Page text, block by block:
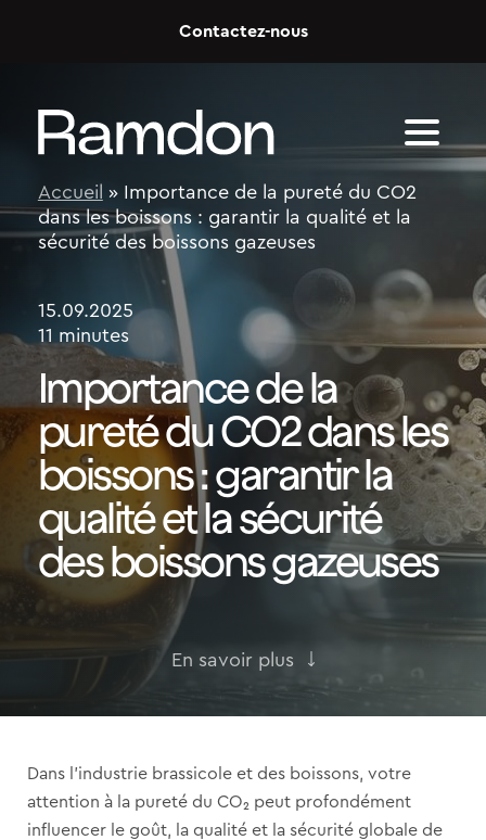
Contactez-nous
Accueil » Importance de la pureté du CO2
dans les boissons : garantir la qualité et la
sécurité des boissons gazeuses
15.09.2025
11 minutes
Importance de la
pureté du CO2 dans les
boissons : garantir la
qualité et la sécurité
des boissons gazeuses
En savoir plus
Dans l’industrie brassicole et des boissons, votre
attention à la pureté du CO₂ peut profondément
influencer le goût, la qualité et la sécurité globale de